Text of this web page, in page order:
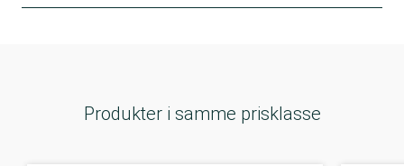
Produkter i samme prisklasse